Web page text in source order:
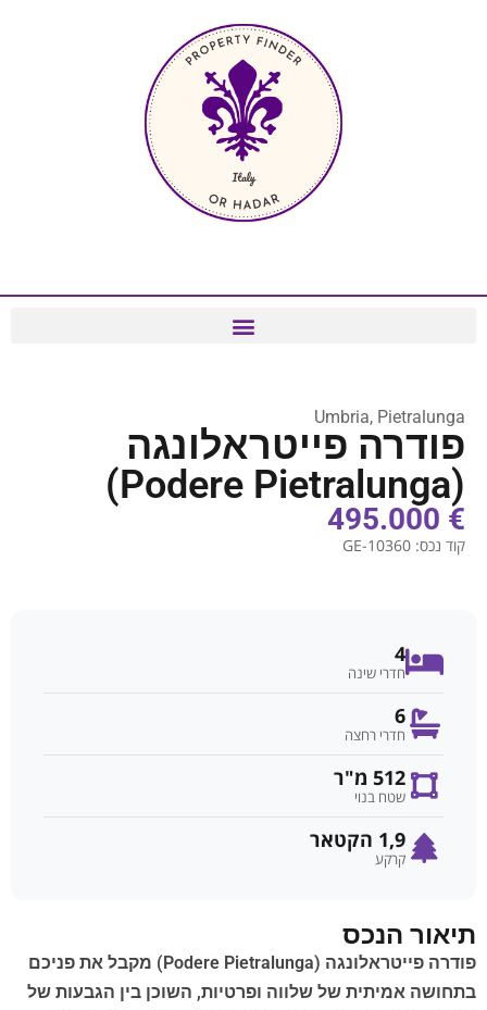
Umbria, Pietralunga
פודרה פייטראלונגה
(Podere Pietralunga)
€ 495.000
קוד נכס: GE-10360
4
חדרי שינה
6
חדרי רחצה
512 מ"ר
שטח בנוי
1,9 הקטאר
קרקע
תיאור הנכס
פודרה פייטראלונגה (Podere Pietralunga) מקבל את פניכם
בתחושה אמיתית של שלווה ופרטיות, השוכן בין הגבעות של